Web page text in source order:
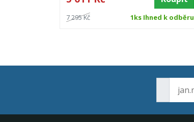
7 295 Kč 1ks Ihned k odběru